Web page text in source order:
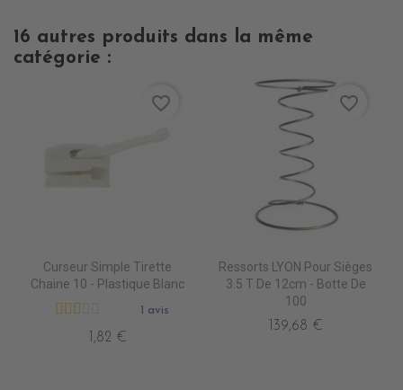
16 autres produits dans la même
catégorie :
Curseur Simple Tirette
Chaine 10 - Plastique Blanc
1 avis
1,82 €
favorite_border
Ressorts LYON Pour Sièges
3.5 T De 12cm - Botte De
100
139,68 €
favorite_border